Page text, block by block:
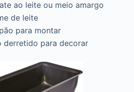
ao leite ou meio amargo
de leite
para montar
derretido para decorar